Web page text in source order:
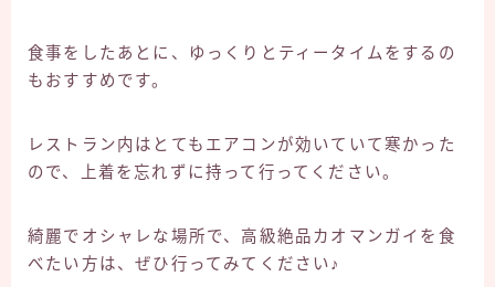
食事をしたあとに、ゆっくりとティータイムをするの
もおすすめです。
レストラン内はとてもエアコンが効いていて寒かった
ので、上着を忘れずに持って行ってください。
綺麗でオシャレな場所で、高級絶品カオマンガイを食
べたい方は、ぜひ行ってみてください♪